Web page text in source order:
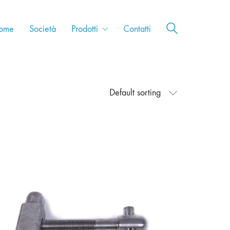
Società Prodotti Contatti
Default sorting